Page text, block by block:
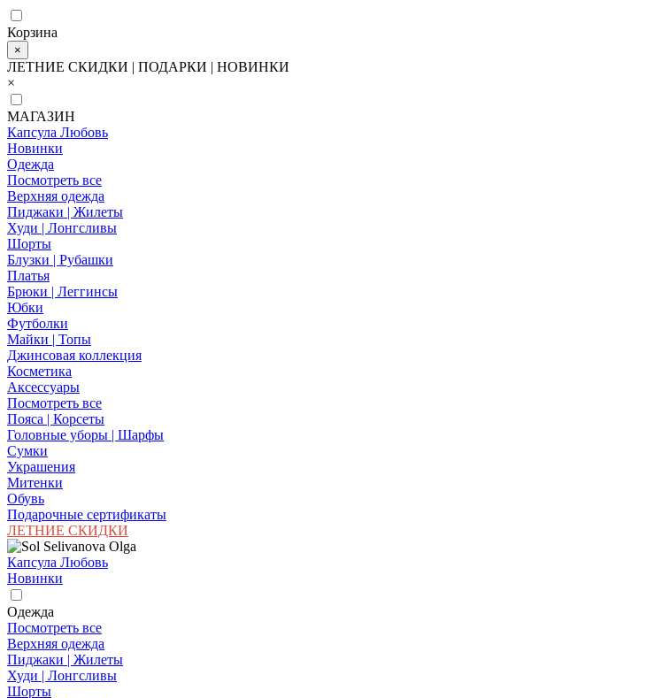
Корзина
×
ЛЕТНИЕ СКИДКИ | ПОДАРКИ | НОВИНКИ
×
МАГАЗИН
Капсула Любовь
Новинки
Одежда
Посмотреть все
Верхняя одежда
Пиджаки | Жилеты
Худи | Лонгсливы
Шорты
Блузки | Рубашки
Платья
Брюки | Леггинсы
Юбки
Футболки
Майки | Топы
Джинсовая коллекция
Косметика
Аксессуары
Посмотреть все
Пояса | Корсеты
Головные уборы | Шарфы
Сумки
Украшения
Митенки
Обувь
Подарочные сертификаты
ЛЕТНИЕ СКИДКИ
Капсула Любовь
Новинки
Одежда
Посмотреть все
Верхняя одежда
Пиджаки | Жилеты
Худи | Лонгсливы
Шорты